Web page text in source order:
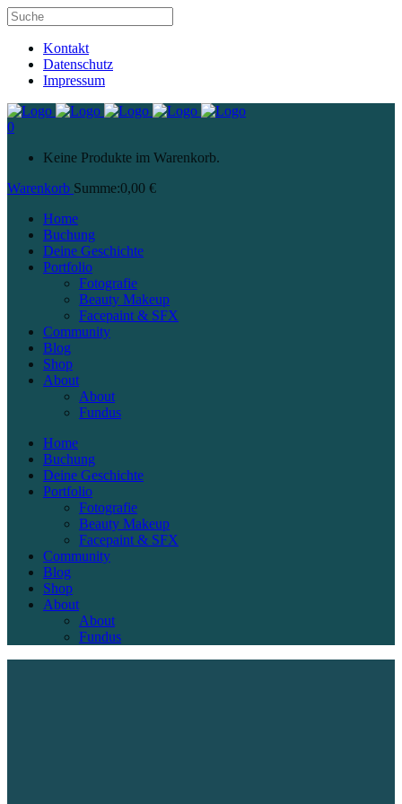
Kontakt
Datenschutz
Impressum
0
Keine Produkte im Warenkorb.
Warenkorb Summe:0,00 €
Home
Buchung
Deine Geschichte
Portfolio
Fotografie
Beauty Makeup
Facepaint & SFX
Community
Blog
Shop
About
About
Fundus
Home
Buchung
Deine Geschichte
Portfolio
Fotografie
Beauty Makeup
Facepaint & SFX
Community
Blog
Shop
About
About
Fundus